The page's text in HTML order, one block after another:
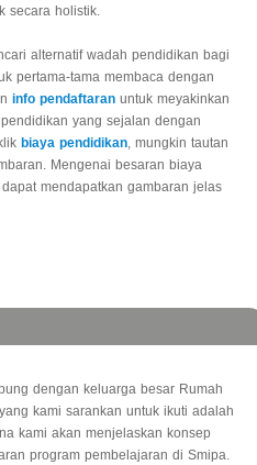
secara holistik.
alternatif wadah pendidikan bagi
pertama-tama membaca dengan
info pendaftaran untuk meyakinkan
yang sejalan dengan
biaya pendidikan , mungkin tautan
Mengenai besaran biaya
mendapatkan gambaran jelas
dengan keluarga besar Rumah
kami sarankan untuk ikuti adalah
kami akan menjelaskan konsep
program pembelajaran di Smipa.